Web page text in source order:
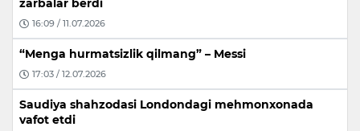
zarbalar berdi
16:09 / 11.07.2026
“Menga hurmatsizlik qilmang” – Messi
17:03 / 12.07.2026
Saudiya shahzodasi Londondagi mehmonxonada
vafot etdi